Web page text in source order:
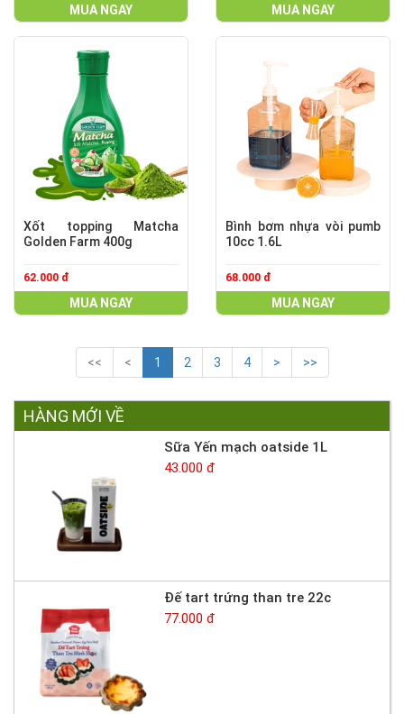
MUA NGAY MUA NGAY
Xốt topping Matcha
Golden Farm 400g
62.000 đ
MUA NGAY
Bình bơm nhựa vòi pumb
10cc 1.6L
68.000 đ
MUA NGAY
<< < 1 2 3 4 > >>
HÀNG MỚI VỀ
Sữa Yến mạch oatside 1L
43.000 đ
Đế tart trứng than tre 22c
77.000 đ